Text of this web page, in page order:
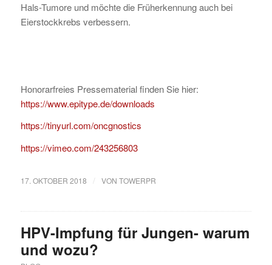
Hals-Tumore und möchte die Früherkennung auch bei
Eierstockkrebs verbessern.
Honorarfreies Pressematerial finden Sie hier:
https://www.epitype.de/downloads
https://tinyurl.com/oncgnostics
https://vimeo.com/243256803
17. OKTOBER 2018 / VON TOWERPR
HPV-Impfung für Jungen- warum
und wozu?